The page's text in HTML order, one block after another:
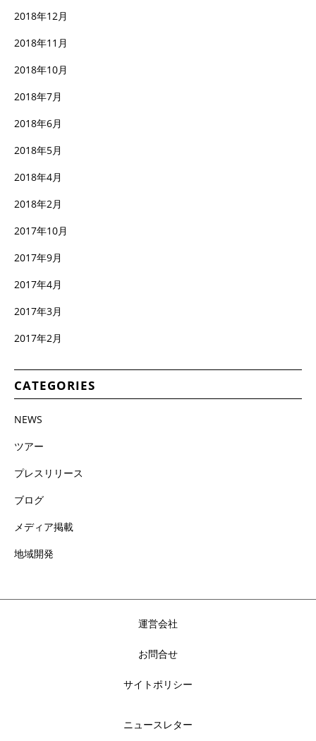
2018年12月
2018年11月
2018年10月
2018年7月
2018年6月
2018年5月
2018年4月
2018年2月
2017年10月
2017年9月
2017年4月
2017年3月
2017年2月
CATEGORIES
NEWS
ツアー
プレスリリース
ブログ
メディア掲載
地域開発
運営会社
お問合せ
サイトポリシー
ニュースレター